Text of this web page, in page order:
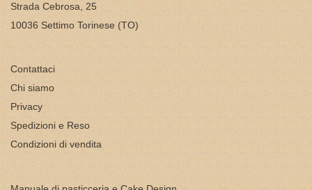
Strada Cebrosa, 25
10036 Settimo Torinese (TO)
Contattaci
Chi siamo
Privacy
Spedizioni e Reso
Condizioni di vendita